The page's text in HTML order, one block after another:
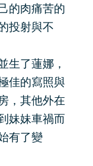
的肉痛苦的
投射與不
生了蓮娜，
佳的寫照與
，其他外在
妹妹車禍而
有了變